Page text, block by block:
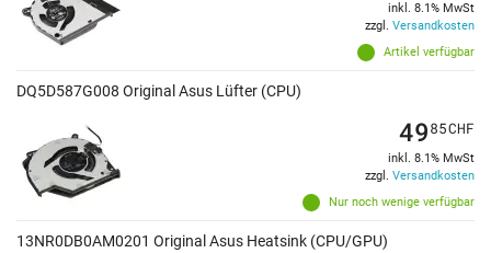
Artikel verfügbar
inkl. 8.1% MwSt
zzgl. Versandkosten
DQ5D587G008 Original Asus Lüfter (CPU)
Nur noch wenige verfügbar
4985CHF
inkl. 8.1% MwSt
zzgl. Versandkosten
13NR0DB0AM0201 Original Asus Heatsink (CPU/GPU)